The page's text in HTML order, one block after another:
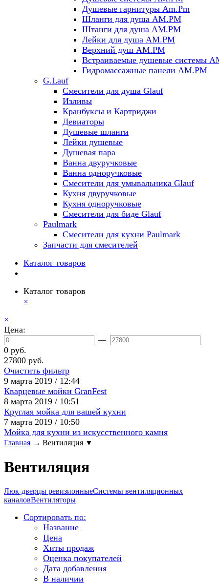
Душевые гарнитуры Am.Pm
Шланги для душа AM.PM
Штанги для душа AM.PM
Лейки для душа AM.PM
Верхний душ AM.PM
Встраиваемые душевые системы
Гидромассажные панели AM.PM
G.Lauf
Смесители для душа Glauf
Изливы
Кранбуксы и Картриджи
Девиаторы
Душевые шланги
Лейки душевые
Душевая пара
Ванна двуручковые
Ванна одноручковые
Смесители для умывальника Glauf
Кухня двуручковые
Кухня одноручковые
Смесители для биде Glauf
Paulmark
Смесители для кухни Paulmark
Запчасти для смесителей
Каталог товаров
Каталог товаров
×
×
Цена:
—
0 руб.
27800 руб.
Очистить фильтр
9 марта 2019 / 12:44
Кварцевые мойки GranFest
8 марта 2019 / 10:51
Круглая мойка для вашей кухни
7 марта 2019 / 10:50
Мойка для кухни из искусственного камня
Главная → Вентиляция ▼
Вентиляция
Люк-дверцы ревизионныеСистемы вентиляционных
каналовВентиляторы
Сортировать по:
Название
Цена
Хиты продаж
Оценка покупателей
Дата добавления
В наличии